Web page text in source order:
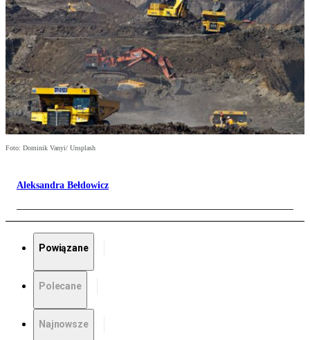
Foto: Dominik Vanyi/ Unsplash
Aleksandra Bełdowicz
Powiązane
Polecane
Najnowsze